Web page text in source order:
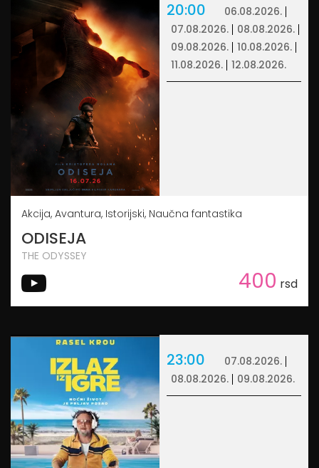
20:00
06.08.2026.
07.08.2026.
08.08.2026.
09.08.2026.
10.08.2026.
11.08.2026.
12.08.2026.
Akcija, Avantura, Istorijski, Naučna fantastika
ODISEJA
THE ODYSSEY
400 rsd
23:00
07.08.2026.
08.08.2026.
09.08.2026.